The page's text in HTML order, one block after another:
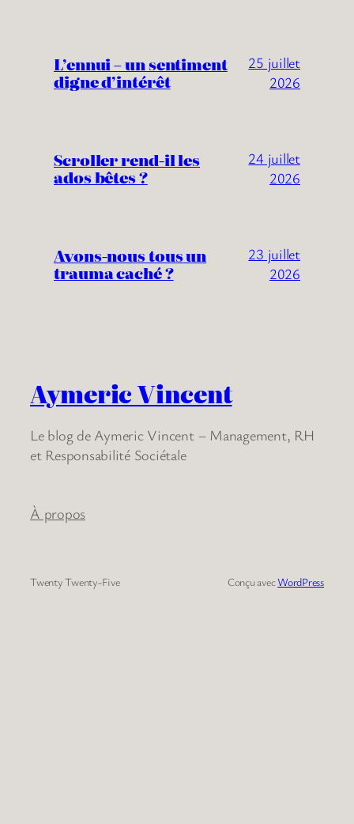
L’ennui – un sentiment
digne d’intérêt
25 juillet
2026
Scroller rend-il les
ados bêtes ?
24 juillet
2026
Avons-nous tous un
trauma caché ?
23 juillet
2026
Aymeric Vincent
Le blog de Aymeric Vincent – Management, RH
et Responsabilité Sociétale
À propos
Twenty Twenty-Five Conçu avecWordPress